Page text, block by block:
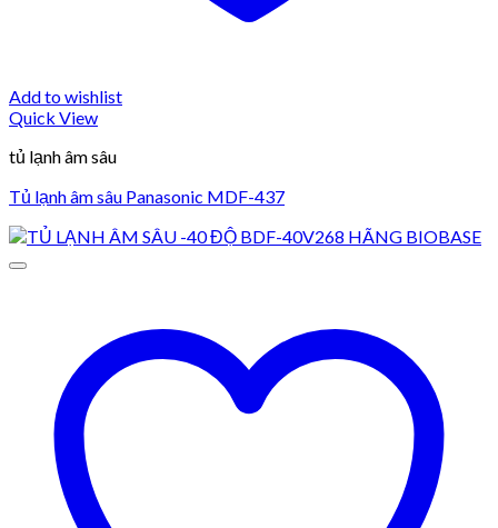
Add to wishlist
Quick View
tủ lạnh âm sâu
Tủ lạnh âm sâu Panasonic MDF-437